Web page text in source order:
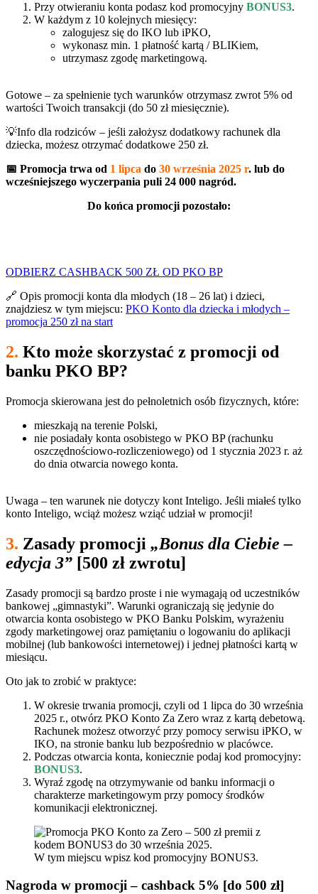
Przy otwieraniu konta podasz kod promocyjny BONUS3.
W każdym z 10 kolejnych miesięcy:
zalogujesz się do IKO lub iPKO,
wykonasz min. 1 płatność kartą / BLIKiem,
utrzymasz zgodę marketingową.
Gotowe – za spełnienie tych warunków otrzymasz zwrot 5% od
wartości Twoich transakcji (do 50 zł miesięcznie).
💡Info dla rodziców – jeśli założysz dodatkowy rachunek dla
dziecka, możesz otrzymać dodatkowe 250 zł.
📅 Promocja trwa od 1 lipca do 30 września 2025 r. lub do
wcześniejszego wyczerpania puli 24 000 nagród.
Do końca promocji pozostało:
ODBIERZ CASHBACK 500 ZŁ OD PKO BP
🔗 Opis promocji konta dla młodych (18 – 26 lat) i dzieci,
znajdziesz w tym miejscu: PKO Konto dla dziecka i młodych –
promocja 250 zł na start
2. Kto może skorzystać z promocji od
banku PKO BP?
Promocja skierowana jest do pełnoletnich osób fizycznych, które:
mieszkają na terenie Polski,
nie posiadały konta osobistego w PKO BP (rachunku
oszczędnościowo-rozliczeniowego) od 1 stycznia 2023 r. aż
do dnia otwarcia nowego konta.
Uwaga – ten warunek nie dotyczy kont Inteligo. Jeśli miałeś tylko
konto Inteligo, wciąż możesz wziąć udział w promocji!
3. Zasady promocji „Bonus dla Ciebie –
edycja 3” [500 zł zwrotu]
Zasady promocji są bardzo proste i nie wymagają od uczestników
bankowej „gimnastyki”. Warunki ograniczają się jedynie do
otwarcia konta osobistego w PKO Banku Polskim, wyrażeniu
zgody marketingowej oraz pamiętaniu o logowaniu do aplikacji
mobilnej (lub bankowości internetowej) i jednej płatności kartą w
miesiącu.
Oto jak to zrobić w praktyce:
W okresie trwania promocji, czyli od 1 lipca do 30 września
2025 r., otwórz PKO Konto Za Zero wraz z kartą debetową.
Rachunek możesz otworzyć przy pomocy serwisu iPKO, w
IKO, na stronie banku lub bezpośrednio w placówce.
Podczas otwarcia konta, koniecznie podaj kod promocyjny:
BONUS3.
Wyraź zgodę na otrzymywanie od banku informacji o
charakterze marketingowym przy pomocy środków
komunikacji elektronicznej.
W tym miejscu wpisz kod promocyjny BONUS3.
Nagroda w promocji – cashback 5% [do 500 zł]